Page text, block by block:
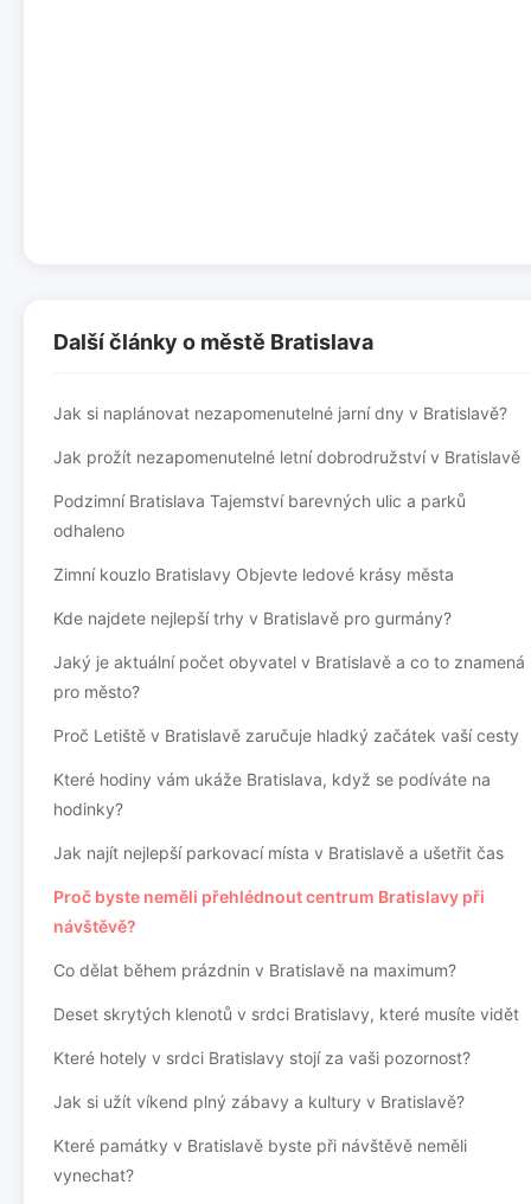
Další články o městě Bratislava
Jak si naplánovat nezapomenutelné jarní dny v Bratislavě?
Jak prožít nezapomenutelné letní dobrodružství v Bratislavě
Podzimní Bratislava Tajemství barevných ulic a parků
odhaleno
Zimní kouzlo Bratislavy Objevte ledové krásy města
Kde najdete nejlepší trhy v Bratislavě pro gurmány?
Jaký je aktuální počet obyvatel v Bratislavě a co to znamená
pro město?
Proč Letiště v Bratislavě zaručuje hladký začátek vaší cesty
Které hodiny vám ukáže Bratislava, když se podíváte na
hodinky?
Jak najít nejlepší parkovací místa v Bratislavě a ušetřit čas
Proč byste neměli přehlédnout centrum Bratislavy při
návštěvě?
Co dělat během prázdnin v Bratislavě na maximum?
Deset skrytých klenotů v srdci Bratislavy, které musíte vidět
Které hotely v srdci Bratislavy stojí za vaši pozornost?
Jak si užít víkend plný zábavy a kultury v Bratislavě?
Které památky v Bratislavě byste při návštěvě neměli
vynechat?